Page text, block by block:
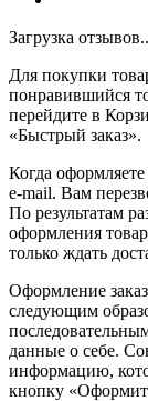
Загрузка
Для покупки
понравившийся
перейдите в
«Быстрый заказ».
Когда
e-mail. Вам
По результатам
оформления
только ждать
Оформление
следующим
данные о себе.
информацию,
кнопку